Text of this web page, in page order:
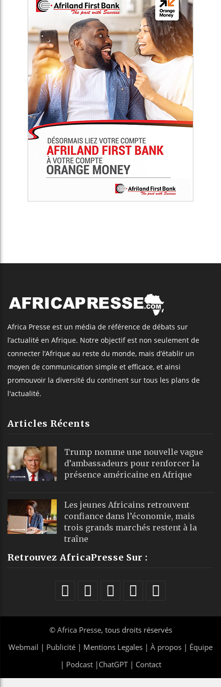
Africa Presse est un média de référence de débats sur
l’actualité en Afrique. Notre objectif est non seulement de
connecter l’Afrique au reste du monde, mais d’établir un
moyen de communication simple et efficace, et ainsi
promouvoir la diversité du continent sur tous les plans de
l'actualité.
Articles Récents
Trump nomme une nouvelle vague
d’ambassadeurs pour renforcer la
présence américaine en Afrique
Les jeunes Africains retrouvent
confiance dans l’économie, mais
trois grands marchés restent à la
traîne
Retrouvez AfricaPresse Sur :
© Africa Presse, tous droits réservés
Webmail | Publicité | Mentions Legales | À propos | Équipe
| Podcast| ChatGPT| Contact